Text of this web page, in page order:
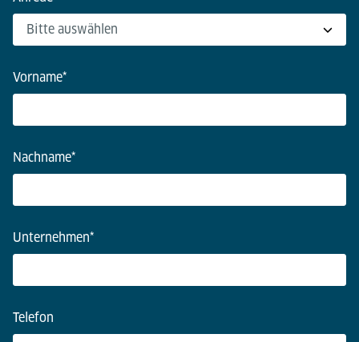
Vorname*
Nachname*
Unternehmen*
Telefon